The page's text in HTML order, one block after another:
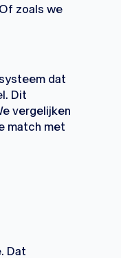
zoals we
dat
Dit
vergelijken
match met
Dat